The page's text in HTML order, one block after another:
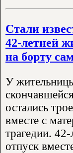
Стали
42-летней
на борту
У
остались
вместе с
трагедии.
отпуск